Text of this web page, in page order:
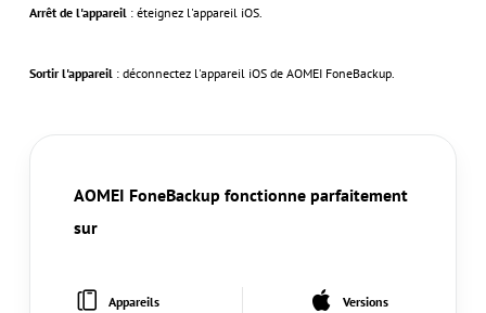
Arrêt de l'appareil: éteignez l'appareil iOS.
Sortir l'appareil: déconnectez l'appareil iOS de AOMEI FoneBackup.
AOMEI FoneBackup fonctionne parfaitement
sur
Appareils
Versions